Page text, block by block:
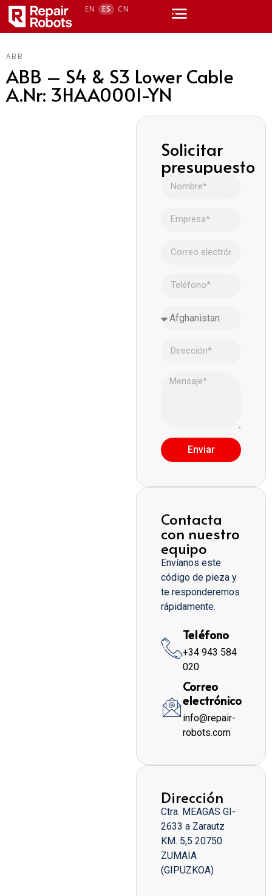
EN ES CN
ABB
ABB – S4 & S3 Lower Cable
A.Nr: 3HAA0001-YN
Solicitar
presupuesto
Enviar
Contacta
con nuestro
equipo
Envíanos este
código de pieza y
te responderemos
rápidamente.
Teléfono
+34 943 584
020
Correo
electrónico
info@repair-
robots.com
Dirección
Ctra. MEAGAS GI-
2633 a Zarautz
KM. 5,5 20750
ZUMAIA
(GIPUZKOA)